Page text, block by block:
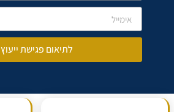
לתיאום פגישת ייעוץ